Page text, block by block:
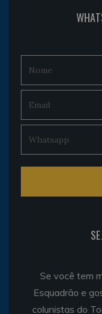
Se você tem
Esquadrão e
colunistas do